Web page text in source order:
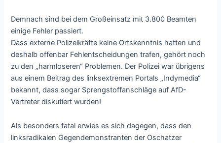
Demnach sind bei dem Großeinsatz mit 3.800 Beamten
einige Fehler passiert.
Dass externe Polizeikräfte keine Ortskenntnis hatten und
deshalb offenbar Fehlentscheidungen trafen, gehört noch
zu den „harmloseren“ Problemen. Der Polizei war übrigens
aus einem Beitrag des linksextremen Portals „Indymedia“
bekannt, dass sogar Sprengstoffanschläge auf AfD-
Vertreter diskutiert wurden!
Als besonders fatal erwies es sich dagegen, dass den
linksradikalen Gegendemonstranten der Oschatzer